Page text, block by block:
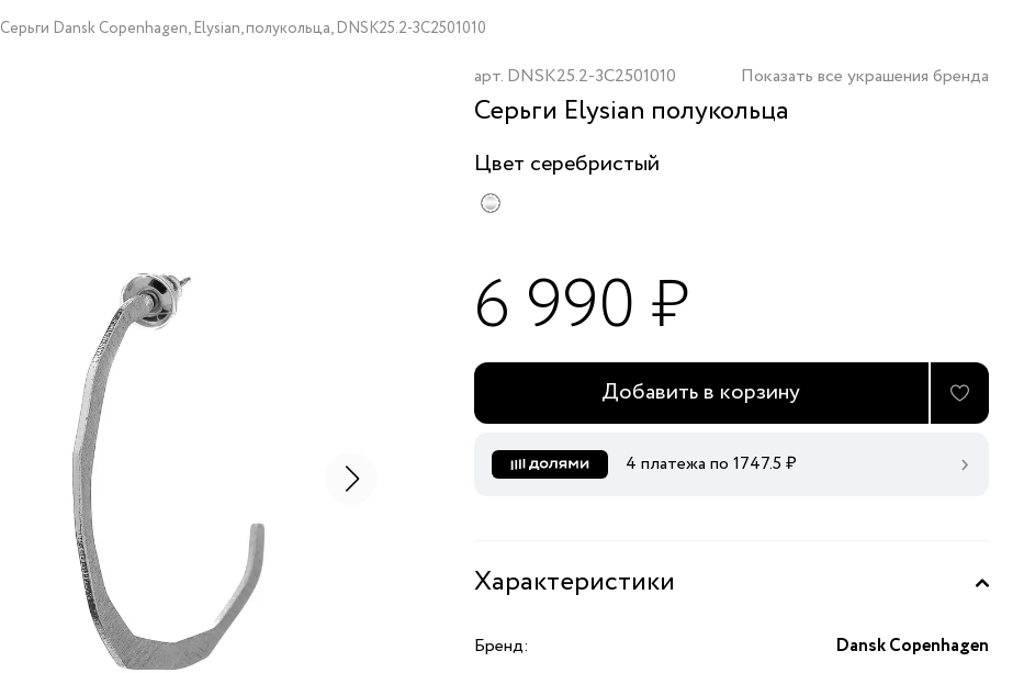
Серьги Dansk Copenhagen, Elysian, полукольца, DNSK25.2-3C2501010
арт. DNSK25.2-3C2501010 Показать все украшения бренда
Серьги Elysian полукольца
Цвет серебристый
6 990 ₽
Добавить в корзину
4 платежа по 1747.5 ₽
Характеристики
Бренд:
Dansk Copenhagen